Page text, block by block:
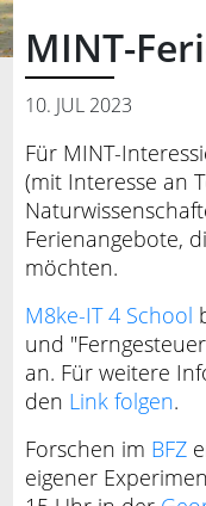
MINT-
10. JUL 2023
Für MINT-
(mit Interesse an
Ferienangebote,
möchten.
M8ke-IT 4 School
und
an. Für weitere
den Link folgen.
Forschen im BFZ
eigener